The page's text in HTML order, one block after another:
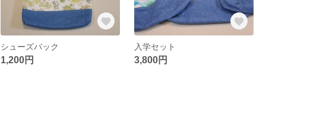
シューズバック
1,200円
入学セット
3,800円